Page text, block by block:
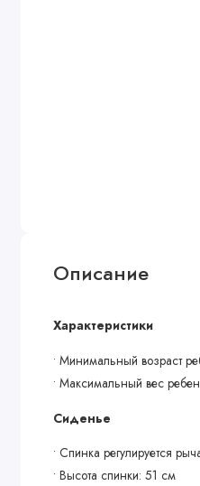
Описание
Характеристики
• Минимальный возраст
• Максимальный вес
Сиденье
• Спинка регулируется
• Высота спинки: 51 см